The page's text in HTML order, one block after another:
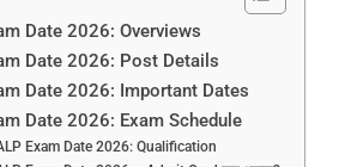
Date 2026: Overviews
Date 2026: Post Details
Date 2026: Important Dates
Date 2026: Exam Schedule
Exam Date 2026: Qualification